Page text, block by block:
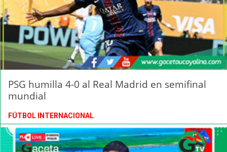
PSG humilla 4-0 al Real Madrid en semifinal
mundial
FÚTBOL INTERNACIONAL